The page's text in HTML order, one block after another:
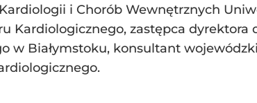
i Chorób Wewnętrznych
Kardiologicznego, zastępca dyrektora
w Białymstoku, konsultant